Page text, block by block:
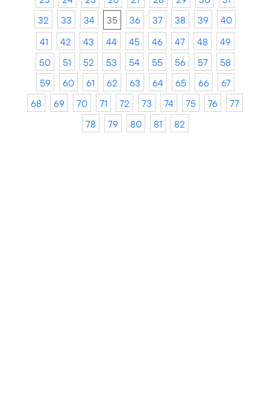
32
33 34 35 36 37 38 39
40
41
42 43 44 45 46 47 48
49
50
51 52 53 54 55 56 57
58
59
60 61 62 63 64 65 66
67
68
69 70 71 72 73 74 75 76
77
78
79 80 81 82